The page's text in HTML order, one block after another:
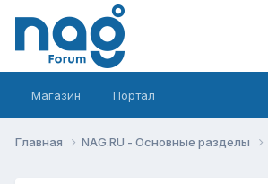
Магазин Портал
Главная NAG.RU - Основные разделы